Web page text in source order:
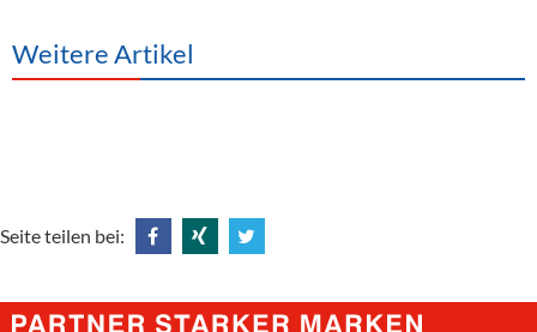
Weitere Artikel
Seite teilen bei:
@
@
@